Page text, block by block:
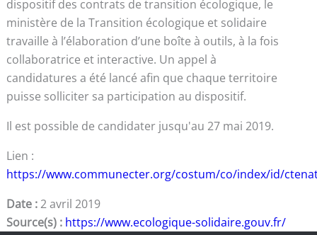
dispositif des contrats de transition écologique, le
ministère de la Transition écologique et solidaire
travaille à l’élaboration d’une boîte à outils, à la fois
collaboratrice et interactive. Un appel à
candidatures a été lancé afin que chaque territoire
puisse solliciter sa participation au dispositif.
Il est possible de candidater jusqu'au 27 mai 2019.
Lien :
https://www.communecter.org/costum/co/index/id/
Date :2 avril 2019
Source(s) : https://www.ecologique-solidaire.gouv.fr/